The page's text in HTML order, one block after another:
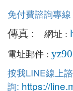
免付費諮詢專線
傳真 : 網址 :
電址郵件 :
按我LINE線上諮
詢: https://